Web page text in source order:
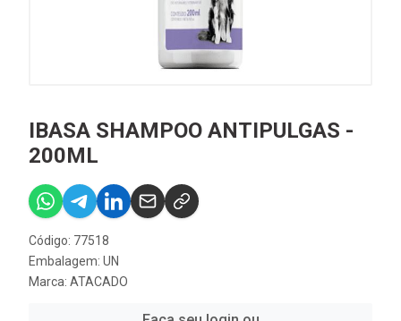
IBASA SHAMPOO ANTIPULGAS -
200ML
Código: 77518
Embalagem: UN
Marca: ATACADO